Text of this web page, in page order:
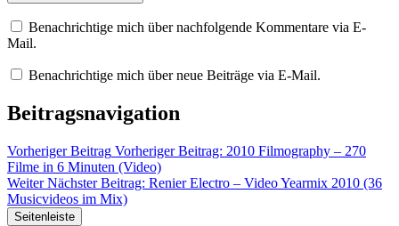
Benachrichtige mich über nachfolgende Kommentare via E-
Mail.
Benachrichtige mich über neue Beiträge via E-Mail.
Beitragsnavigation
Vorheriger Beitrag Vorheriger Beitrag: 2010 Filmography – 270
Filme in 6 Minuten (Video)
Weiter Nächster Beitrag: Renier Electro – Video Yearmix 2010 (36
Musicvideos im Mix)
Seitenleiste